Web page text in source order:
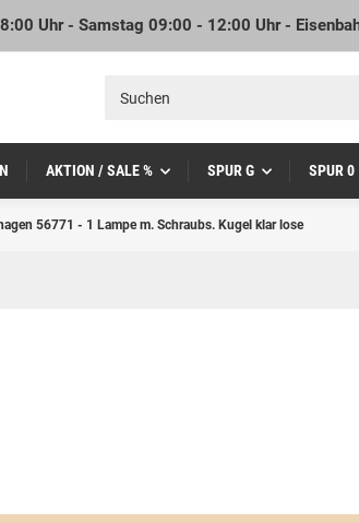
Uhr - Samstag 09:00 - 12:00 Uhr -
AKTION / SALE % SPUR G SPUR 0
56771 - 1 Lampe m. Schraubs. Kugel klar lose